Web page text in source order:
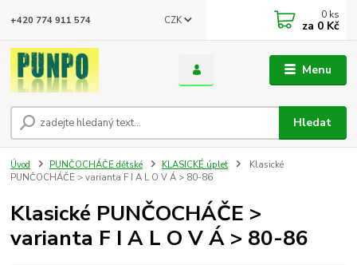
Menu
CZK
Hledat
+420 774 911 574 0 ks
za 0 Kč
Úvod PUNČOCHÁČE dětské KLASICKÉ úplet
Klasické
PUNČOCHÁČE > varianta F I A L O V Á > 80-86
Klasické PUNČOCHÁČE >
varianta F I A L O V Á > 80-86